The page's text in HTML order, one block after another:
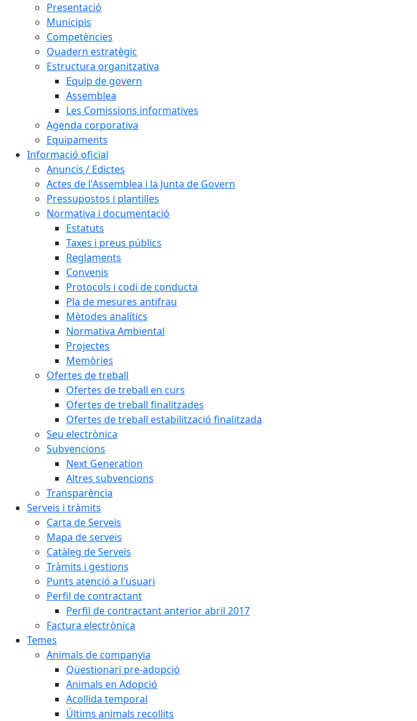
Presentació
Municipis
Competències
Quadern estratègic
Estructura organitzativa
Equip de govern
Assemblea
Les Comissions informatives
Agenda corporativa
Equipaments
Informació oficial
Anuncis / Edictes
Actes de l'Assemblea i la Junta de Govern
Pressupostos i plantilles
Normativa i documentació
Estatuts
Taxes i preus públics
Reglaments
Convenis
Protocols i codi de conducta
Pla de mesures antifrau
Mètodes analítics
Normativa Ambiental
Projectes
Memòries
Ofertes de treball
Ofertes de treball en curs
Ofertes de treball finalitzades
Ofertes de treball estabilització finalitzada
Seu electrònica
Subvencions
Next Generation
Altres subvencions
Transparència
Serveis i tràmits
Carta de Serveis
Mapa de serveis
Catàleg de Serveis
Tràmits i gestions
Punts atenció a l'usuari
Perfil de contractant
Perfil de contractant anterior abril 2017
Factura electrònica
Temes
Animals de companyia
Qüestionari pre-adopció
Animals en Adopció
Acollida temporal
Últims animals recollits